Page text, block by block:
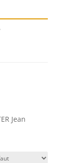
Jean